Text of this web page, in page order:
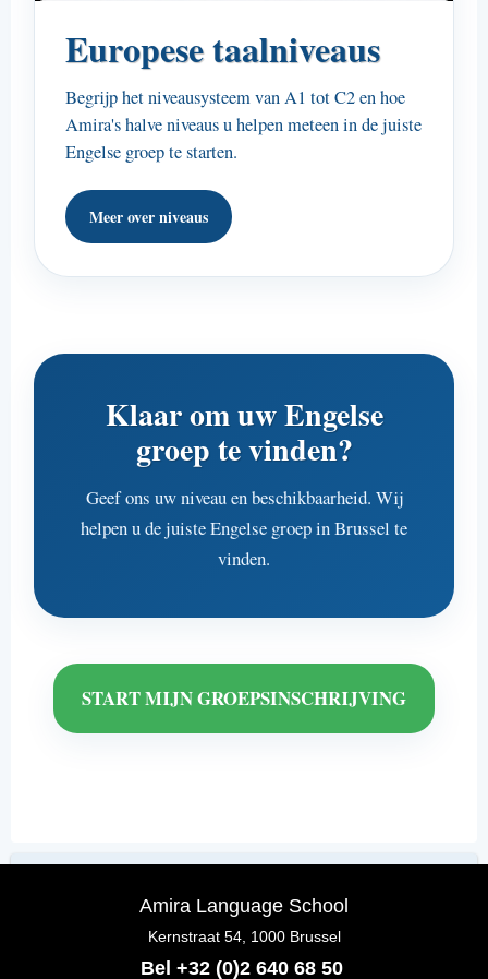
Europese taalniveaus
Begrijp het niveausysteem van A1 tot C2 en hoe
Amira's halve niveaus u helpen meteen in de juiste
Engelse groep te starten.
Meer over niveaus
Klaar om uw Engelse
groep te vinden?
Geef ons uw niveau en beschikbaarheid. Wij
helpen u de juiste Engelse groep in Brussel te
vinden.
START MIJN GROEPSINSCHRIJVING
Amira Language School
Kernstraat 54, 1000 Brussel
Bel +32 (0)2 640 68 50